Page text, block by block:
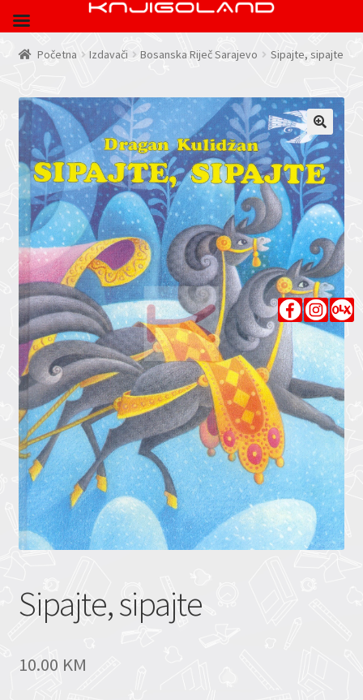
Početna Izdavači Bosanska Riječ Sarajevo Sipajte, sipajte
Sipajte, sipajte
10.00 KM